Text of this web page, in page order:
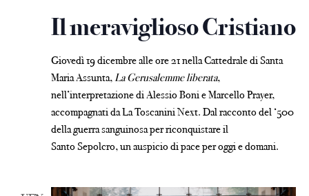
Il meraviglioso Cristiano
Giovedì 19 dicembre alle ore 21 nella Cattedrale di Santa
Maria Assunta, La Gerusalemme liberata,
nell’interpretazione di Alessio Boni e Marcello Prayer,
accompagnati da La Toscanini Next. Dal racconto del ‘500
della guerra sanguinosa per riconquistare il
Santo Sepolcro, un auspicio di pace per oggi e domani.